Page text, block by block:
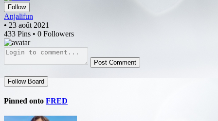
Follow
Anjalifun
• 23 août 2021
433 Pins • 0 Followers
Post Comment
Follow Board
Pinned onto FRED